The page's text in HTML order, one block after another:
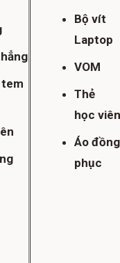
tem
Bộ vít
Laptop
VOM
Thẻ
học viên
Áo đồng
phục